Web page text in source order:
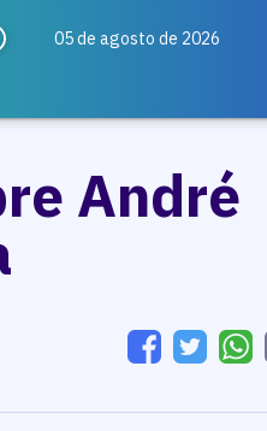
05 de agosto de 2026
André